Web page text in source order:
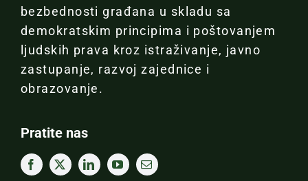
bezbednosti građana u skladu sa
demokratskim principima i poštovanjem
ljudskih prava kroz istraživanje, javno
zastupanje, razvoj zajednice i
obrazovanje.
Pratite nas